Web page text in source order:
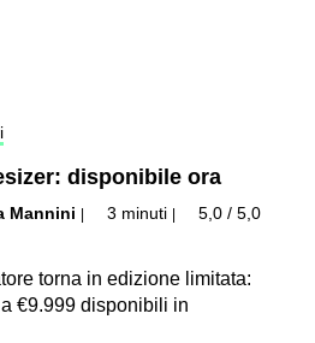
disponibile ora
Mannini | 3 minuti | 5,0 / 5,0
torna in edizione limitata:
€9.999 disponibili in